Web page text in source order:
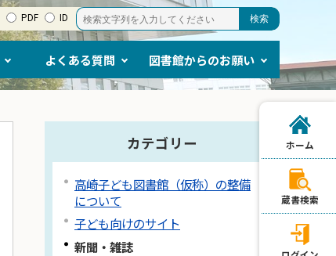
PDF ID
よくある質問 図書館からのお願い
カテゴリー
高崎子ども図書館（仮称）の整備
について
子ども向けのサイト
新聞・雑誌
ホーム
蔵書検索